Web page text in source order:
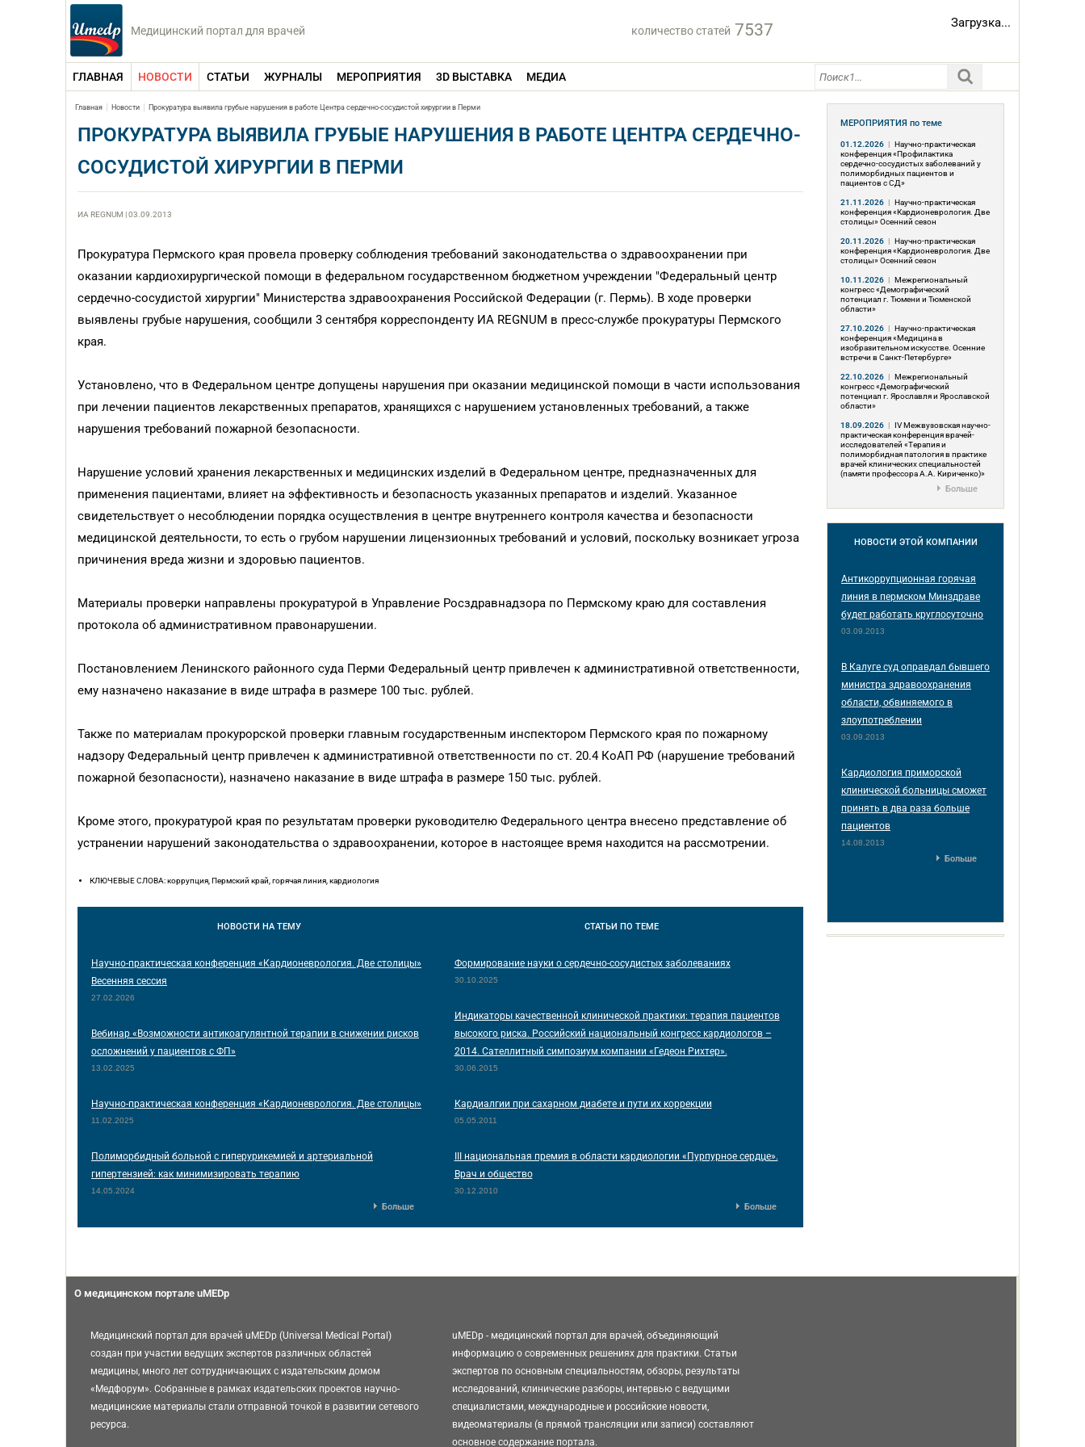
Медицинский портал для врачей количество статей 7537 Загрузка...
ГЛАВНАЯ НОВОСТИ СТАТЬИ ЖУРНАЛЫ МЕРОПРИЯТИЯ 3D ВЫСТАВКА МЕДИА
Главная Новости Прокуратура выявила грубые нарушения в работе Центра сердечно-сосудистой хирургии в Перми
ПРОКУРАТУРА ВЫЯВИЛА ГРУБЫЕ НАРУШЕНИЯ В РАБОТЕ ЦЕНТРА СЕРДЕЧНО-
СОСУДИСТОЙ ХИРУРГИИ В ПЕРМИ
ИА REGNUM | 03.09.2013
Прокуратура Пермского края провела проверку соблюдения требований законодательства о здравоохранении при
оказании кардиохирургической помощи в федеральном государственном бюджетном учреждении "Федеральный центр
сердечно-сосудистой хирургии" Министерства здравоохранения Российской Федерации (г. Пермь). В ходе проверки
выявлены грубые нарушения, сообщили 3 сентября корреспонденту ИА REGNUM в пресс-службе прокуратуры Пермского
края.
Установлено, что в Федеральном центре допущены нарушения при оказании медицинской помощи в части использования
при лечении пациентов лекарственных препаратов, хранящихся с нарушением установленных требований, а также
нарушения требований пожарной безопасности.
Нарушение условий хранения лекарственных и медицинских изделий в Федеральном центре, предназначенных для
применения пациентами, влияет на эффективность и безопасность указанных препаратов и изделий. Указанное
свидетельствует о несоблюдении порядка осуществления в центре внутреннего контроля качества и безопасности
медицинской деятельности, то есть о грубом нарушении лицензионных требований и условий, поскольку возникает угроза
причинения вреда жизни и здоровью пациентов.
Материалы проверки направлены прокуратурой в Управление Росздравнадзора по Пермскому краю для составления
протокола об административном правонарушении.
Постановлением Ленинского районного суда Перми Федеральный центр привлечен к административной ответственности,
ему назначено наказание в виде штрафа в размере 100 тыс. рублей.
Также по материалам прокурорской проверки главным государственным инспектором Пермского края по пожарному
надзору Федеральный центр привлечен к административной ответственности по ст. 20.4 КоАП РФ (нарушение требований
пожарной безопасности), назначено наказание в виде штрафа в размере 150 тыс. рублей.
Кроме этого, прокуратурой края по результатам проверки руководителю Федерального центра внесено представление об
устранении нарушений законодательства о здравоохранении, которое в настоящее время находится на рассмотрении.
КЛЮЧЕВЫЕ СЛОВА: коррупция, Пермский край, горячая линия, кардиология
НОВОСТИ НА ТЕМУ
Научно-практическая конференция «Кардионеврология. Две столицы»
Весенняя сессия
27.02.2026
Вебинар «Возможности антикоагулянтной терапии в снижении рисков
осложнений у пациентов с ФП»
13.02.2025
Научно-практическая конференция «Кардионеврология. Две столицы»
11.02.2025
Полиморбидный больной с гиперурикемией и артериальной
гипертензией: как минимизировать терапию
14.05.2024
Больше
СТАТЬИПО ТЕМЕ
Формирование науки о сердечно-сосудистых заболеваниях
30.10.2025
Индикаторы качественной клинической практики: терапия пациентов
высокого риска. Российский национальный конгресс кардиологов –
2014. Сателлитный симпозиум компании «Гедеон Рихтер».
30.06.2015
Кардиалгии при сахарном диабете и пути их коррекции
05.05.2011
III национальная премия в области кардиологии «Пурпурное сердце».
Врач и общество
30.12.2010
Больше
МЕРОПРИЯТИЯ по теме
01.12.2026 | Научно-практическая
конференция «Профилактика
сердечно-сосудистых заболеваний у
полиморбидных пациентов и
пациентов с СД»
21.11.2026 | Научно-практическая
конференция «Кардионеврология. Две
столицы» Осенний сезон
20.11.2026 | Научно-практическая
конференция «Кардионеврология. Две
столицы» Осенний сезон
10.11.2026 | Межрегиональный
конгресс «Демографический
потенциал г. Тюмени и Тюменской
области»
27.10.2026 | Научно-практическая
конференция «Медицина в
изобразительном искусстве. Осенние
встречи в Санкт-Петербурге»
22.10.2026 | Межрегиональный
конгресс «Демографический
потенциал г. Ярославля и Ярославской
области»
18.09.2026 | IV Межвузовская научно-
практическая конференция врачей-
исследователей «Терапия и
полиморбидная патология в практике
врачей клинических специальностей
(памяти профессора А.А. Кириченко)»
Больше
НОВОСТИ ЭТОЙ КОМПАНИИ
Антикоррупционная горячая
линия в пермском Минздраве
будет работать круглосуточно
03.09.2013
В Калуге суд оправдал бывшего
министра здравоохранения
области, обвиняемого в
злоупотреблении
03.09.2013
Кардиология приморской
клинической больницы сможет
принять в два раза больше
пациентов
14.08.2013
Больше
О медицинском портале uMEDp
Медицинский портал для врачей uMEDp (Universal Medical Portal)
создан при участии ведущих экспертов различных областей
медицины, много лет сотрудничающих с издательским домом
«Медфорум». Собранные в рамках издательских проектов научно-
медицинские материалы стали отправной точкой в развитии сетевого
ресурса.
uMEDp - медицинский портал для врачей, объединяющий
информацию о современных решениях для практики. Статьи
экспертов по основным специальностям, обзоры, результаты
исследований, клинические разборы, интервью с ведущими
специалистами, международные и российские новости,
видеоматериалы (в прямой трансляции или записи) составляют
основное содержание портала.